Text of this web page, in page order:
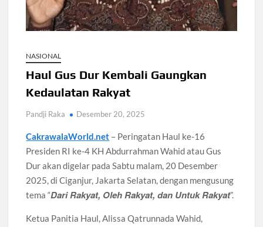
Santri Digital Tangsel Dibentuk Lewat Program AI
Pesantren
Bank Dunia Mulai Persiapan IDA22, Sri Mulyani Jadi Ketua
Independen
Dokter Ungkap Dampak Padel pada Cedera Kaki 2026
Sidang MK Bahas Tanggung Jawab Maskapai Saat Delay
Box Office Hollywood 2026 Tembus 4 Film Rp18 Triliun
NASIONAL
Haul Gus Dur Kembali Gaungkan
Kedaulatan Rakyat
Pandji Raka Desember 20, 2025
CakrawalaWorld.net – Peringatan Haul ke-16
Presiden RI ke-4 KH Abdurrahman Wahid atau Gus
Dur akan digelar pada Sabtu malam, 20 Desember
2025, di Ciganjur, Jakarta Selatan, dengan mengusung
tema “Dari Rakyat, Oleh Rakyat, dan Untuk Rakyat”.
Ketua Panitia Haul, Alissa Qatrunnada Wahid,